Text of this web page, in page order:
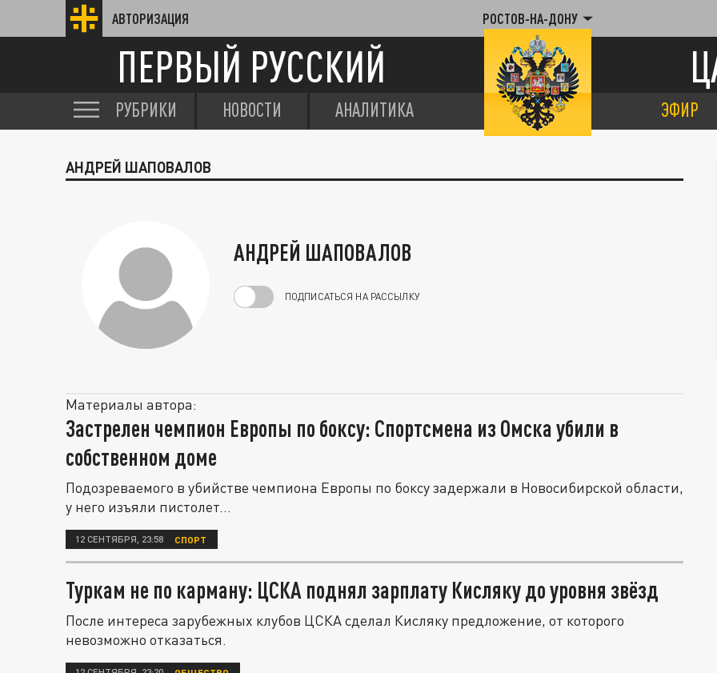
АВТОРИЗАЦИЯ РОСТОВ-НА-ДОНУ
ПЕРВЫЙ РУССКИЙ
РУБРИКИ НОВОСТИ АНАЛИТИКА ЭФИР
АНДРЕЙ ШАПОВАЛОВ
АНДРЕЙ ШАПОВАЛОВ
ПОДПИСАТЬСЯ НА РАССЫЛКУ
Материалы автора:
Застрелен чемпион Европы по боксу: Спортсмена из Омска убили в
собственном доме
Подозреваемого в убийстве чемпиона Европы по боксу задержали в Новосибирской области,
у него изъяли пистолет...
12 СЕНТЯБРЯ, 23:58 СПОРТ
Туркам не по карману: ЦСКА поднял зарплату Кисляку до уровня звёзд
После интереса зарубежных клубов ЦСКА сделал Кисляку предложение, от которого
невозможно отказаться.